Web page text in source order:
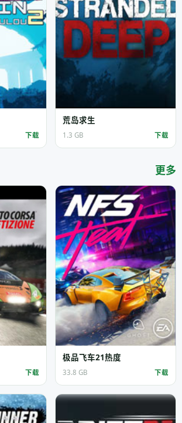
下载
荒岛求生
1.3 GB 下载
更多
下载
极品飞车21热度
33.8 GB 下载